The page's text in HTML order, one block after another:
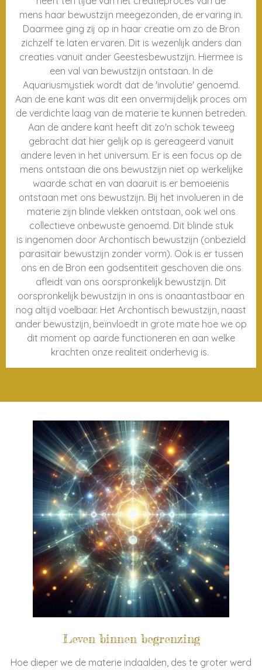
mens haar bewustzijn meegezonden, de ervaring in.
Daarmee ging zij op in haar creatie om zo de Bron
zichzelf te laten ervaren. Dit is wezenlijk anders dan
creaties vanuit ander Geestesbewustzijn. Hiermee is
een val van bewustzijn ontstaan. In de
Aquariusmystiek wordt dat de 'involutie' genoemd.
Aan de ene kant was dit een onvermijdelijk proces om
de verdichte laag van de materie te kunnen betreden.
Aan de andere kant heeft dit zo'n schok teweeg
gebracht dat hier gelijk op is gereageerd vanuit
andere leven in het universum. Er is een focus op de
mens ontstaan die ons bewustzijn niet op werkelijke
waarde schat en van daaruit is er bemoeienis
ontstaan met ons bewustzijn. Bij het involueren in de
materie zijn blinde vlekken ontstaan, ook wel ons
collectieve onbewuste genoemd. Dit blinde stuk
is ingenomen door Archontisch bewustzijn (onbezield
parasitair bewustzijn zonder vorm). Ook is er tussen
ons en de Bron een godsentiteit geschoven die ons
afleidt van ons oorspronkelijk bewustzijn. Dit
oorspronkelijk bewustzijn in ons is onaantastbaar en
nog altijd voelbaar. Het Archontisch bewustzijn, naast
ander bewustzijn, beïnvloedt in grote mate hoe we op
dit moment op aarde functioneren en aan welke
krachten onze realiteit onderhevig is.
Leven binnen begrenzing
Hoe dieper we de materie indaalden, des te groter werd